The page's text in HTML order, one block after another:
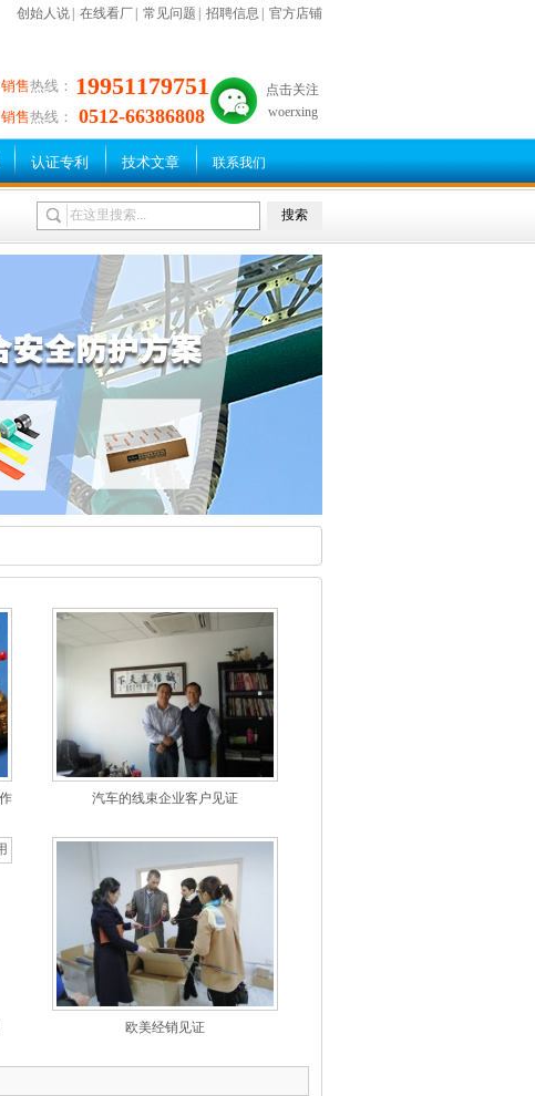
创始人说 在线看厂 常见问题 招聘信息 官方店铺
点击关注
woerxing
销售热线： 19951179751
销售热线： 0512-66386808
认证专利 技术文章 联系我们
搜索
汽车的线束企业客户见证
欧美经销见证